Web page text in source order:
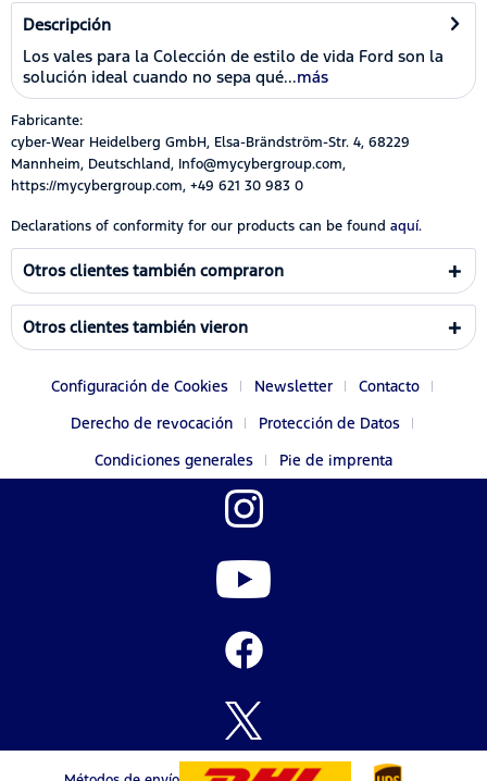
Descripción
Los vales para la Colección de estilo de vida Ford son la
solución ideal cuando no sepa qué...más
Fabricante:
cyber-Wear Heidelberg GmbH, Elsa-Brändström-Str. 4, 68229
Mannheim, Deutschland, Info@mycybergroup.com,
https://mycybergroup.com, +49 621 30 983 0
Declarations of conformity for our products can be found aquí.
Otros clientes también compraron
Otros clientes también vieron
Configuración de Cookies Newsletter
Contacto
Derecho de revocación
Protección de Datos
Condiciones generales
Pie de imprenta